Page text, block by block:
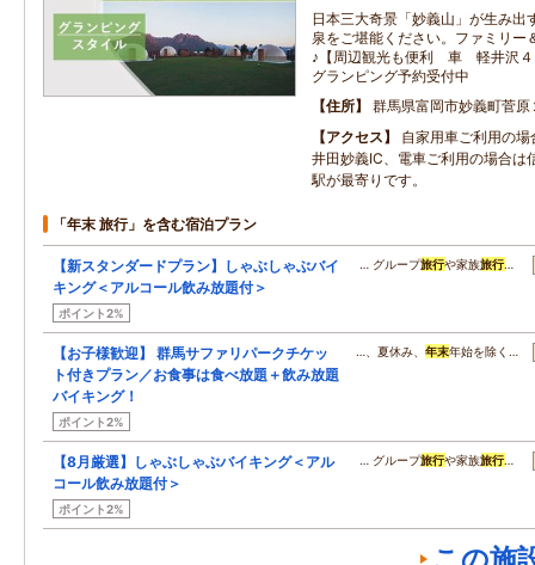
日本三大奇景「妙義山」が生み出
泉をご堪能ください。ファミリー
♪【周辺観光も便利 車 軽井沢４
グランピング予約受付中
住所
群馬県富岡市妙義町菅原
アクセス
自家用車ご利用の
井田妙義IC、電車ご利用の場合は
駅が最寄りです。
「年末 旅行」を含む宿泊プラン
【新スタンダードプラン】しゃぶしゃぶバイ
キング＜アルコール飲み放題付＞
ポイント2%
… グループ旅行や家族旅行…
【お子様歓迎】 群馬サファリパークチケッ
ト付きプラン／お食事は食べ放題＋飲み放題
バイキング！
ポイント2%
…、夏休み、 年末年始を除く…
【8月厳選】しゃぶしゃぶバイキング＜アル
コール飲み放題付＞
ポイント2%
… グループ旅行や家族旅行…